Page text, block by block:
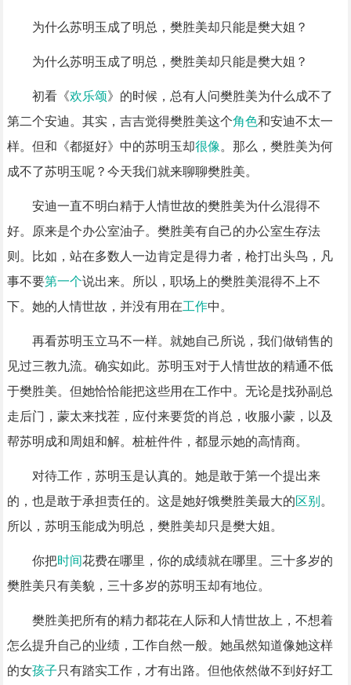
为什么苏明玉成了明总，樊胜美却只能是樊大姐？
为什么苏明玉成了明总，樊胜美却只能是樊大姐？
初看《欢乐颂》的时候，总有人问樊胜美为什么成不了
第二个安迪。其实，吉吉觉得樊胜美这个角色和安迪不太一
样。但和《都挺好》中的苏明玉却很像。那么，樊胜美为何
成不了苏明玉呢？今天我们就来聊聊樊胜美。
安迪一直不明白精于人情世故的樊胜美为什么混得不
好。原来是个办公室油子。樊胜美有自己的办公室生存法
则。比如，站在多数人一边肯定是得力者，枪打出头鸟，凡
事不要第一个说出来。所以，职场上的樊胜美混得不上不
下。她的人情世故，并没有用在工作中。
再看苏明玉立马不一样。就她自己所说，我们做销售的
见过三教九流。确实如此。苏明玉对于人情世故的精通不低
于樊胜美。但她恰恰能把这些用在工作中。无论是找孙副总
走后门，蒙太来找茬，应付来要货的肖总，收服小蒙，以及
帮苏明成和周姐和解。桩桩件件，都显示她的高情商。
对待工作，苏明玉是认真的。她是敢于第一个提出来
的，也是敢于承担责任的。这是她好饿樊胜美最大的区别 。
所以，苏明玉能成为明总，樊胜美却只是樊大姐。
你把时间花费在哪里，你的成绩就在哪里。三十多岁的
樊胜美只有美貌，三十多岁的苏明玉却有地位。
樊胜美把所有的精力都花在人际和人情世故上，不想着
怎么提升自己的业绩，工作自然一般。她虽然知道像她这样
的女孩子 只有踏实工作，才有出路。但他依然做不到好好工